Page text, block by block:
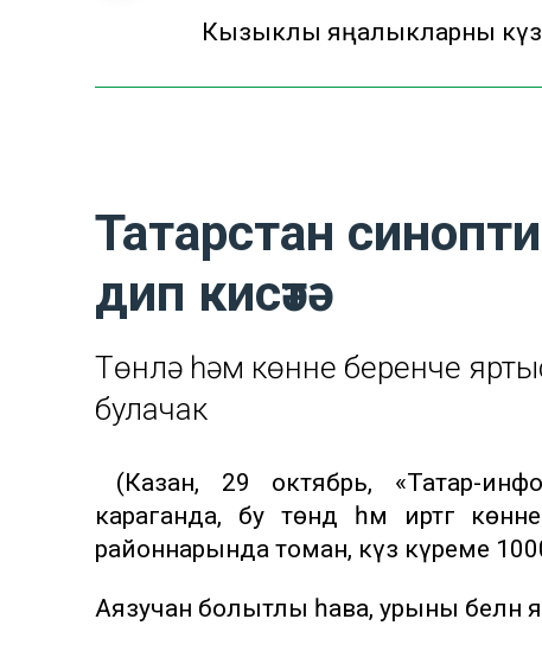
Кызыклы яңалыкларны
Татарстан
дип кисәтә
Төнлә һәм көннең беренче
булачак
(Казан, 29 октябрь, «Татар-
караганда, бу төндә һәм иртәгә
районнарында томан, күз күреме
Аязучан болытлы һава, урыны белән